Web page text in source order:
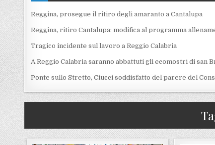
Reggina, prosegue il ritiro degli amaranto a Cantalupa
Reggina, ritiro Cantalupa: modifica al programma
Tragico incidente sul lavoro a Reggio Calabria
A Reggio Calabria saranno abbattuti gli ecomostri di san
Ponte sullo Stretto, Ciucci soddisfatto del parere del